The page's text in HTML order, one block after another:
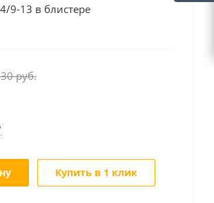
9-13 в блистере
руб.
Купить в 1 клик